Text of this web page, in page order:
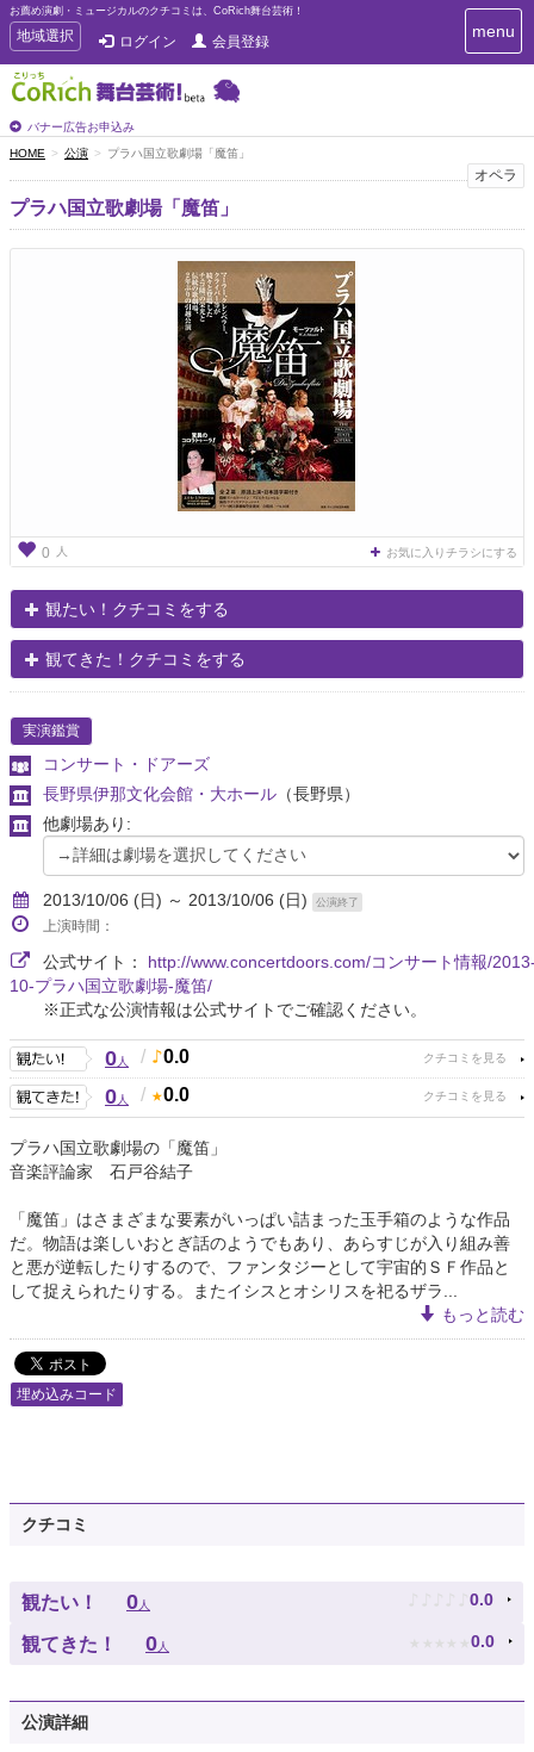
お薦め演劇・ミュージカルのクチコミは、CoRich舞台芸術！
T
o
g
g
e
n
a
i
地域選択 ログイン 会員登録
バナー広告お申込み
T
o
n
i
menu
HOME 公演 プラハ国立歌劇場「魔笛」
オペラ
プラハ国立歌劇場「魔笛」
0 人 お気に入りチラシにする
観たい！クチコミをする
観てきた！クチコミをする
実演鑑賞
コンサート・ドアーズ
長野県伊那文化会館・大ホール （長野県）
他劇場あり:
2013/10/06 (日) ～ 2013/10/06 (日) 公演終了
上演時間：
公式サイト： http://www.concertdoors.com/コンサート情報/
10-プラハ国立歌劇場-魔笛/
※正式な公演情報は公式サイトでご確認ください。
0人 / 0.0
0人 / 0.0
プラハ国立歌劇場の「魔笛」
音楽評論家 石戸谷結子
「魔笛」はさまざまな要素がいっぱい詰まった玉手箱のような作品
だ。物語は楽しいおとぎ話のようでもあり、あらすじが入り組み善
と悪が逆転したりするので、ファンタジーとして宇宙的ＳＦ作品と
して捉えられたりする。またイシスとオシリスを祀るザラ...
もっと読む
埋め込みコード
クチコミ
観たい！ 0人 ♪ ♪ ♪ ♪ ♪ 0.0
観てきた！ 0人 ★ ★ ★ ★ ★ 0.0
公演詳細